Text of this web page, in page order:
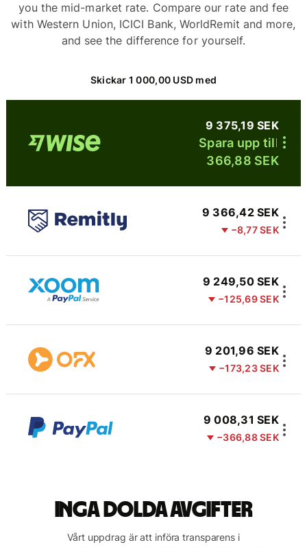
you the mid-market rate. Compare our rate and fee
with Western Union, ICICI Bank, WorldRemit and more,
and see the difference for yourself.
Skickar 1 000,00 USD med
9 375,19 SEK
Spara upp till
366,88 SEK
9 366,42 SEK
−8,77 SEK
9 249,50 SEK
−125,69 SEK
9 201,96 SEK
−173,23 SEK
9 008,31 SEK
−366,88 SEK
Inga dolda avgifter
Vårt uppdrag är att införa transparens i